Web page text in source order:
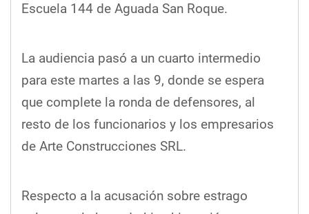
Escuela 144 de Aguada San Roque.
La audiencia pasó a un cuarto intermedio
para este martes a las 9, donde se espera
que complete la ronda de defensores, al
resto de los funcionarios y los empresarios
de Arte Construcciones SRL.
Respecto a la acusación sobre estrago